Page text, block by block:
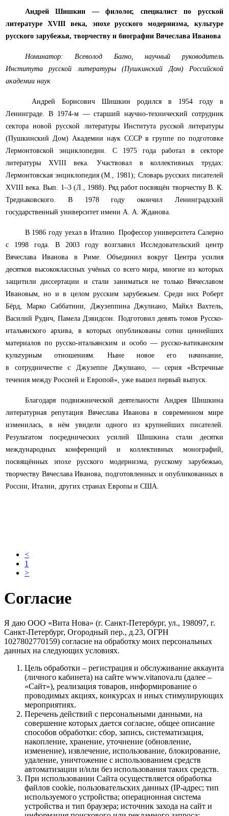
Андрей Шишкин — филолог, специалист по русской
литературе XVIII
века, эпохе русского модернизма, культуре
русского зарубежья, творчеству и биографии Вячеслава Иванова
Номинатор: Всеволод Багно, научный руководитель
Института русской литературы (Пушкинский Дом) Российской
академии наук
Андрей Борисович Шишкин родился в 1954 году в
Ленинграде. В 1974-м — старший научно-технический сотрудник
сектора новой русской литературы Института русской литературы
(Пушкинский Дом) Академии наук СССР в группе по подготовке
Лермонтовской энциклопедии. С 1975 года работал в секторе
литературы XVIII века. Участвовал в коллективных трудах:
Лермонтовская энциклопедия (М., 1981); Словарь русских писателей
XVIII века. Вып. 1–3 (Л., 1988). Ряд работ посвящён творчеству В. К.
Тредиаковского. В 1978 году окончил Ленинградский
государственный университет имени А. А. Жданова.
В 1986 году уехал в Италию. Профессор университета Салерно
с 1998 года. В 2003 году возглавил Исследовательский центр
Вячеслава Иванова в Риме. Объединил вокруг Центра усилия
десятков высококлассных учёных со всего мира, многие из которых
защитили диссертации и стали заниматься не только Вячеславом
Ивановым, но и в целом русским зарубежьем. Среди них Роберт
Бёрд, Марко Саббатини, Джузеппина Джулиано, Майкл Вахтель,
Василий Рудич, Памела Дэвидсон. Подготовил девять томов Русско-
итальянского архива, в которых опубликованы сотни ценнейших
материалов по русско-итальянским и особо — русско-ватиканским
культурным отношениям. Ныне новое его начинание,
в сотрудничестве с Джузеппе Джулиано, — серия «Встречные
течения между Россией и Европой», уже вышел первый выпуск.
Благодаря подвижнической деятельности Андрея Шишкина
литературная репутация Вячеслава Иванова в современном мире
изменилась, в нём увидели одного из крупнейших писателей.
Результатом посреднических усилий Шишкина стали десятки
международных конференций и коллективных монографий,
посвящённых эпохе русского модернизма, русскому зарубежью,
творчеству Вячеслава Иванова, подготовленных и опубликованных в
России, Италии, других странах Европы и США.
<
1
>
Согласие
Я даю ООО «Вита Нова» (г. Санкт-Петербург, ул., 198097, г.
Санкт-Петербург, Огородный пер., д.23, ОГРН
1027802770159) согласие на обработку моих персональных
данных на следующих условиях.
Цель обработки – регистрация и обслуживание аккаунта
(личного кабинета) на сайте www.vitanova.ru (далее –
«Сайт»), реализация товаров, информирование о
проводимых акциях, конкурсах и иных стимулирующих
мероприятиях.
Перечень действий с персональными данными, на
совершение которых дается согласие, общее описание
способов обработки: сбор, запись, систематизация,
накопление, хранение, уточнение (обновление,
изменение), извлечение, использование, блокирование,
удаление, уничтожение с использованием средств
автоматизации и/или без использования таких средств.
При использовании Сайта осуществляется обработка
файлов cookie, пользовательских данных (IP-адрес; тип
используемого устройства; операционная система
устройства и тип браузера; источник захода на сайт и